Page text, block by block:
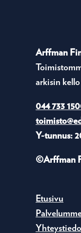
Arffman
arkisin kello
044 733
Y-tunnus:
©Arffman
Etusivu